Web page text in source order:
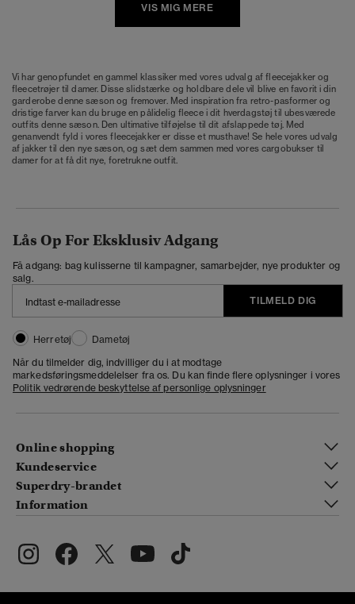
VIS MIG MERE
Vi har genopfundet en gammel klassiker med vores udvalg af fleecejakker og
fleecetrøjer til damer. Disse slidstærke og holdbare dele vil blive en favorit i din
garderobe denne sæson og fremover. Med inspiration fra retro-pasformer og
dristige farver kan du bruge en pålidelig fleece i dit hverdagstøj til ubesværede
outfits denne sæson. Den ultimative tilføjelse til dit afslappede tøj. Med
genanvendt fyld i vores fleecejakker er disse et musthave! Se hele vores udvalg
af jakker til den nye sæson, og sæt dem sammen med vores cargobukser til
damer for at få dit nye, foretrukne outfit.
Lås Op For Eksklusiv Adgang
Få adgang: bag kulisserne til kampagner, samarbejder, nye produkter og
salg.
TILMELD DIG
Herretøj
Dametøj
Når du tilmelder dig, indvilliger du i at modtage
markedsføringsmeddelelser fra os. Du kan finde flere oplysninger i vores
Politik vedrørende beskyttelse af personlige oplysninger
Online shopping
Kundeservice
Superdry-brandet
Information